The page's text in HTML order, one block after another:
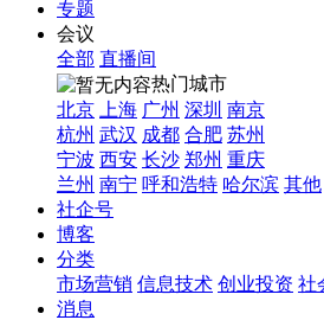
专题
会议
全部 直播间
热门城市
北京
上海 广州 深圳 南京
杭州 武汉 成都 合肥 苏州
宁波 西安 长沙 郑州 重庆
兰州 南宁 呼和浩特 哈尔滨 其他
社企号
博客
分类
市场营销 信息技术 创业投资 社
消息